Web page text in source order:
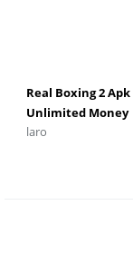
Real Boxing 2 Apk
Unlimited Money
laro